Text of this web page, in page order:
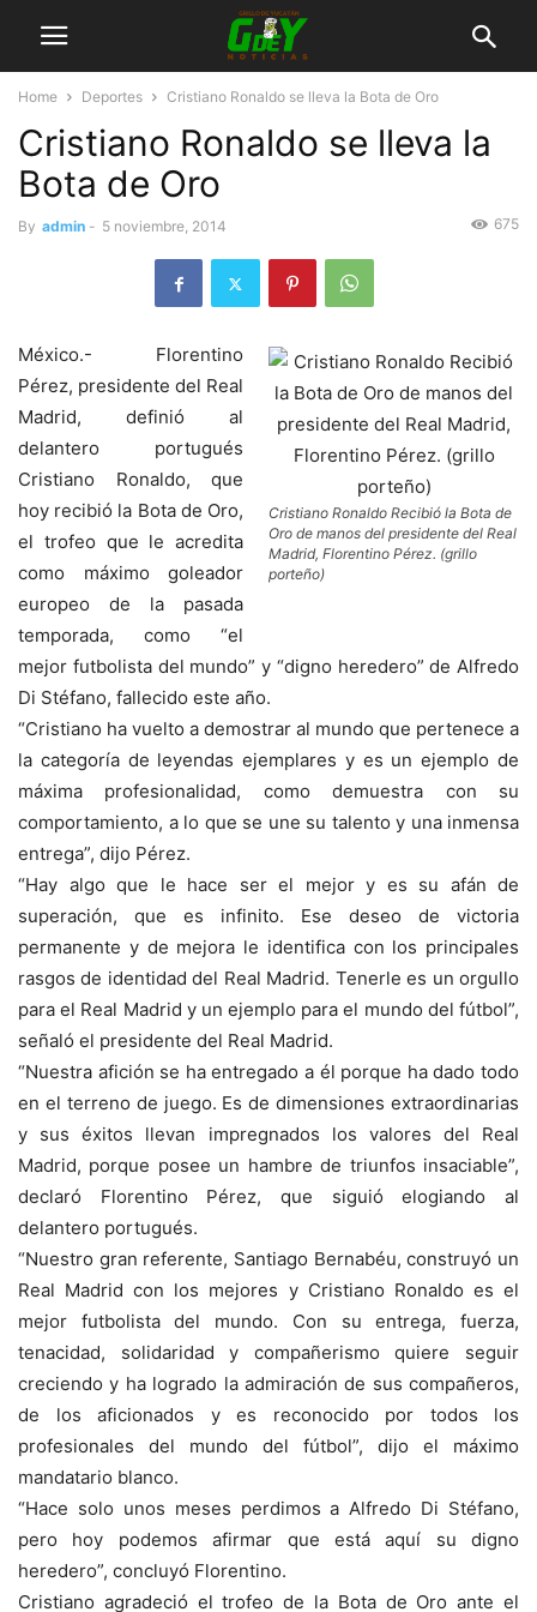
Home Deportes Cristiano Ronaldo se lleva la Bota de Oro
Cristiano Ronaldo se lleva la
Bota de Oro
By admin - 5 noviembre, 2014 675
Cristiano Ronaldo Recibió la Bota de
Oro de manos del presidente del Real
Madrid, Florentino Pérez. (grillo
porteño)
México.- Florentino
Pérez, presidente del Real
Madrid, definió al
delantero portugués
Cristiano Ronaldo, que
hoy recibió la Bota de Oro,
el trofeo que le acredita
como máximo goleador
europeo de la pasada
temporada, como “el
mejor futbolista del mundo” y “digno heredero” de Alfredo
Di Stéfano, fallecido este año.
“Cristiano ha vuelto a demostrar al mundo que pertenece a
la categoría de leyendas ejemplares y es un ejemplo de
máxima profesionalidad, como demuestra con su
comportamiento, a lo que se une su talento y una inmensa
entrega”, dijo Pérez.
“Hay algo que le hace ser el mejor y es su afán de
superación, que es infinito. Ese deseo de victoria
permanente y de mejora le identifica con los principales
rasgos de identidad del Real Madrid. Tenerle es un orgullo
para el Real Madrid y un ejemplo para el mundo del fútbol”,
señaló el presidente del Real Madrid.
“Nuestra afición se ha entregado a él porque ha dado todo
en el terreno de juego. Es de dimensiones extraordinarias
y sus éxitos llevan impregnados los valores del Real
Madrid, porque posee un hambre de triunfos insaciable”,
declaró Florentino Pérez, que siguió elogiando al
delantero portugués.
“Nuestro gran referente, Santiago Bernabéu, construyó un
Real Madrid con los mejores y Cristiano Ronaldo es el
mejor futbolista del mundo. Con su entrega, fuerza,
tenacidad, solidaridad y compañerismo quiere seguir
creciendo y ha logrado la admiración de sus compañeros,
de los aficionados y es reconocido por todos los
profesionales del mundo del fútbol”, dijo el máximo
mandatario blanco.
“Hace solo unos meses perdimos a Alfredo Di Stéfano,
pero hoy podemos afirmar que está aquí su digno
heredero”, concluyó Florentino.
Cristiano agradeció el trofeo de la Bota de Oro ante el